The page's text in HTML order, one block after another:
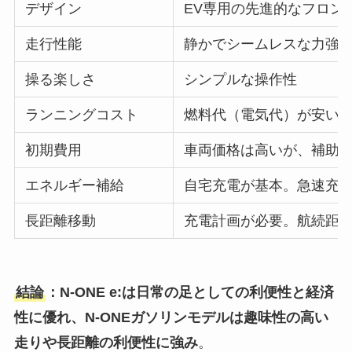
デザイン EV専用の先進的なフロン
走行性能 静かでシームレスな力強
操る楽しさ シンプルな操作性
ランニングコスト 燃料代（電気代）が安い
初期費用 車両価格は高いが、補助
エネルギー補給 自宅充電が基本。急速充
長距離移動 充電計画が必要。航続距
結論：N-ONE e:は日常の足としての利便性と経済
性に優れ、N-ONEガソリンモデルは趣味性の高い
走りや長距離の利便性に強み。